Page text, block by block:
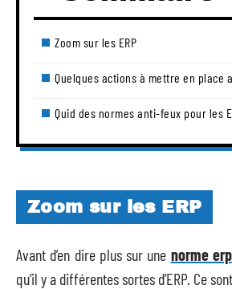
Zoom sur les ERP
Quelques actions à mettre en place
Quid des normes anti-feux pour les
Zoom sur les ERP
Avant d’en dire plus sur une norme erp
qu’il y a différentes sortes d’ERP. Ce